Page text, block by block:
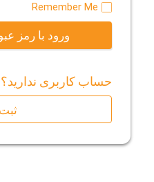
Alternative:
Remember Me
ورود با رمز
حساب کاربری ندارید؟